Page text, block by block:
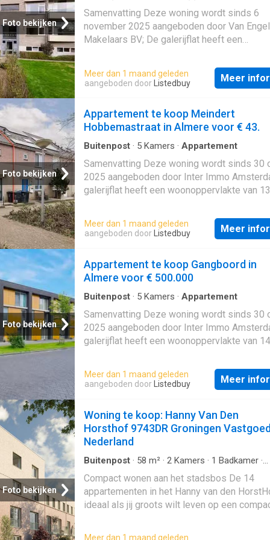
Foto bekijken
Samenvatting Deze woning wordt sinds 6
november 2025 aangeboden door Van
Makelaars BV; De galerijflat heeft een
kamers, waarvan 2 slaapkamers; De
gebouwd In 1932 en ligt in de buurt
Meer dan 1 maand geleden
aangeboden door
Listedbuy Meer
Foto bekijken
Appartement te koop Meindert
Hobbemastraat in Almere voor € 43.
Buitenpost · 5 Kamers · Appartement
Samenvatting Deze woning wordt sinds 30
2025 aangeboden door Inter Immo
galerijflat heeft een woonoppervlakte van
woning is gebouwd In 2000 en ligt in de
Tussen de Vaarten N.- Oost in Almere.
Meer dan 1 maand geleden
aangeboden door Listedbuy Meer
Foto bekijken
Appartement te koop Gangboord in
Almere voor € 500.000
Buitenpost · 5 Kamers · Appartement
Samenvatting Deze woning wordt sinds 30
2025 aangeboden door Inter Immo
galerijflat heeft een woonoppervlakte van
woning is gebouwd In 2007 en ligt in de
Noorderplassen W.-Zuid in Almere.
Meer dan 1 maand geleden
aangeboden door Listedbuy Meer
Foto bekijken
Woning te koop: Hanny Van Den
Horsthof 9743DR Groningen
Nederland
Buitenpost · 58 m² · 2 Kamers · 1 Badkamer ·
Terras
Compact wonen aan het stadsbos De 14
appartementen in het Hanny van den
ideaal als jij groots wilt leven op een
Meer dan 1 maand geleden